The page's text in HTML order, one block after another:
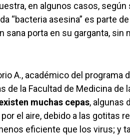
en algunos casos,
“bacteria asesina” es parte
sana porta en su garganta,
A., académico del programa
la Facultad de Medicina de
muchas cepas, algunas
el aire, debido a las gotitas
eficiente que los virus; y